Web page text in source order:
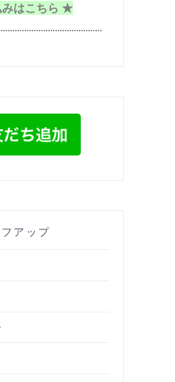
はこちら ★
アップ